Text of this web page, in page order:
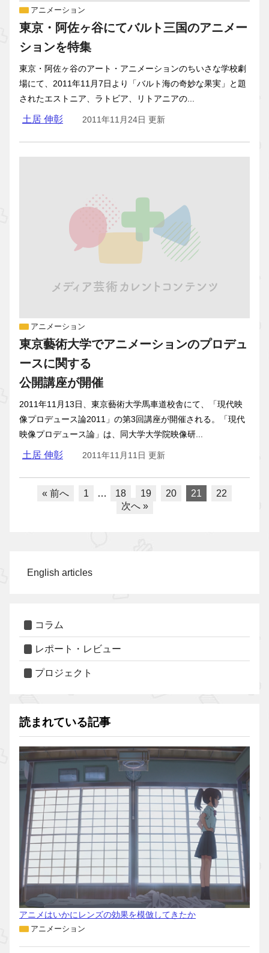
アニメーション
東京・阿佐ヶ谷にてバルト三国のアニメー
ションを特集
東京・阿佐ヶ谷のアート・アニメーションのちいさな学校劇
場にて、2011年11月7日より「バルト海の奇妙な果実」と題
されたエストニア、ラトビア、リトアニアの...
土居 伸彰 2011年11月24日 更新
アニメーション
東京藝術大学でアニメーションのプロデュ
ースに関する
公開講座が開催
2011年11月13日、東京藝術大学馬車道校舎にて、「現代映
像プロデュース論2011」の第3回講座が開催される。「現代
映像プロデュース論」は、同大学大学院映像研...
土居 伸彰 2011年11月11日 更新
« 前へ 1 … 18 19 20 21
22
次へ »
English articles
コラム
レポート・レビュー
プロジェクト
読まれている記事
アニメはいかにレンズの効果を模倣してきたか
アニメーション